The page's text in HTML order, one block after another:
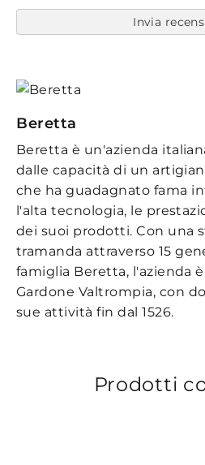
Invia
Beretta
Beretta è un'azienda
dalle capacità di un
che ha guadagnato fama
l'alta tecnologia, le
dei suoi prodotti. Con una
tramanda attraverso 15
famiglia Beretta, l'azienda
Gardone Valtrompia, con
sue attività fin dal 1526.
Prodotti